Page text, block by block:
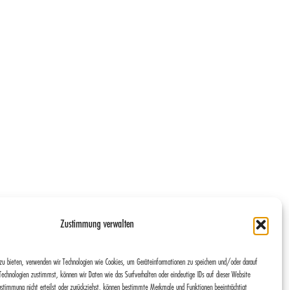
Zustimmung verwalten
bieten, verwenden wir Technologien wie Cookies, um Geräteinformationen zu speichern und/oder darauf
zustimmst, können wir Daten wie das Surfverhalten oder eindeutige IDs auf dieser Website
nicht erteilst oder zurückziehst, können bestimmte Merkmale und Funktionen beeinträchtigt
NÄCHSTER